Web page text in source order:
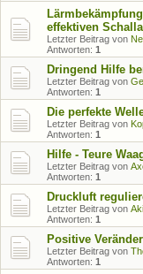
effektiven
Letzter Beitrag von
Antworten: 1
Dringend Hilfe
Letzter Beitrag von
Antworten: 1
Die perfekte
Letzter Beitrag von
Antworten: 1
Hilfe - Teure
Letzter Beitrag von
Antworten: 1
Druckluft
Letzter Beitrag von
Antworten: 1
Positive
Letzter Beitrag von
Antworten: 1